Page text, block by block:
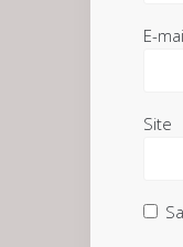
E-
Site